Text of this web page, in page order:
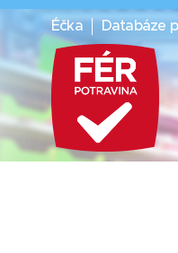
Éčka Databáze